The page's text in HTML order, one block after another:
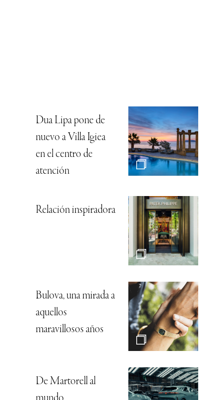
Dua Lipa pone de
nuevo a Villa Igiea
en el centro de
atención
Relación inspiradora
Bulova, una mirada a
aquellos
maravillosos años
De Martorell al